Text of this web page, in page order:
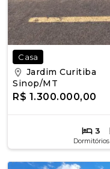
Casa
Jardim Curitiba
Sinop/MT
R$ 1.300.000,00
3
Dormitórios